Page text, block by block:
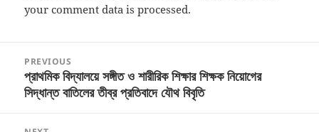
your comment data is processed.
navigation
PREVIOUS
Previous
post:
প্রাথমিক বিদ্যালয়ে সঙ্গীত ও শারীরিক শিক্ষার শিক্ষক নিয়োগের
সিদ্ধান্ত বাতিলের তীব্র প্রতিবাদে যৌথ বিবৃতি